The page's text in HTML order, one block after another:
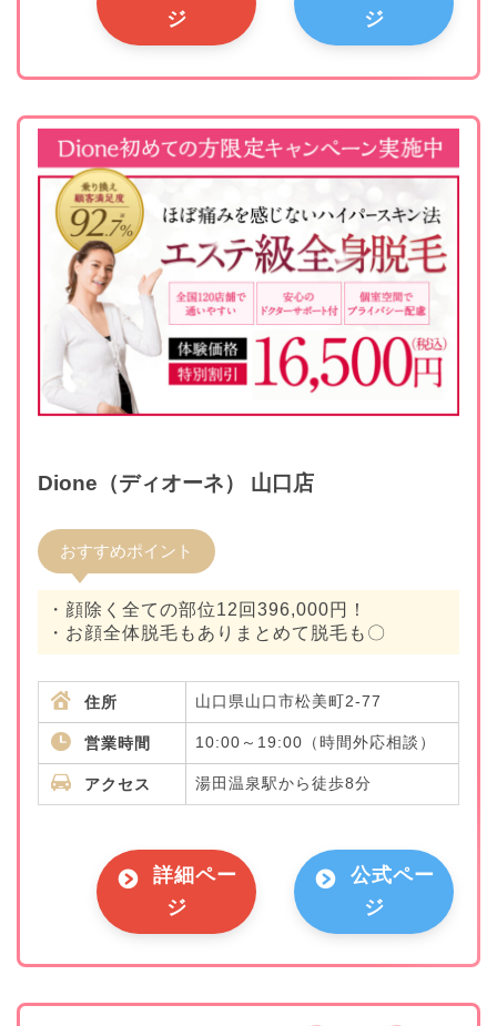
ジ ジ
Dione（ディオーネ） 山口店
おすすめポイント
・顔除く全ての部位12回396,000円！
・お顔全体脱毛もありまとめて脱毛も〇
住所 山口県山口市松美町2-77
営業時間 10:00～19:00（時間外応相談）
アクセス 湯田温泉駅から徒歩8分
詳細ペー
ジ
公式ペー
ジ